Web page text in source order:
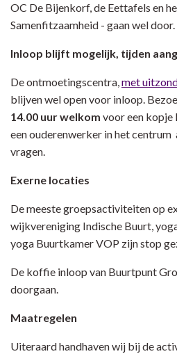
OC De Bijenkorf, de Eettafels en
Samenfitzaamheid - gaan wel door.
Inloop blijft mogelijk, tijden
De ontmoetingscentra,met
blijven wel open voor inloop.
14.00 uur welkom voor een kopje
een ouderenwerker in het
vragen.
Exerne locaties
De meeste groepsactiviteiten op
wijkvereniging Indische Buurt,
yoga Buurtkamer VOP zijn stop
De koffie inloop van Buurtpunt
doorgaan.
Maatregelen
Uiteraard handhaven wij bij de